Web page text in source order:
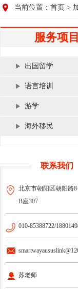
当前位置： 首页 >
服务项目
出国留学
语言培训
游学
海外移民
联系我们
北京市朝阳区朝阳路
B座307
010-85388722/
苏老师